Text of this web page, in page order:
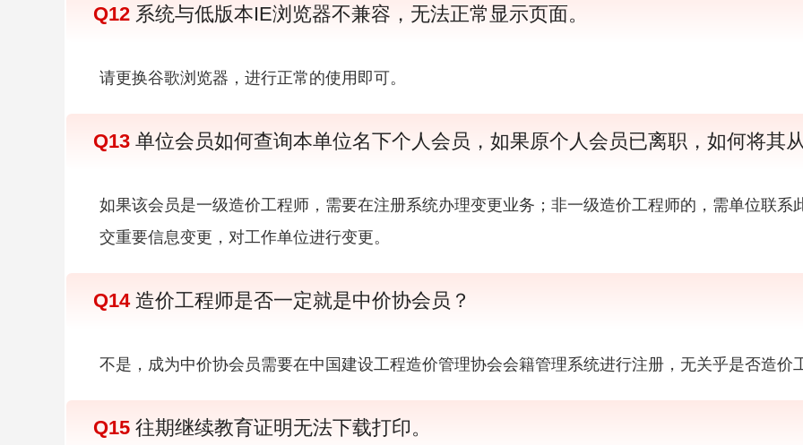
Q12 系统与低版本IE浏览器不兼容，无法正常显示页面。
请更换谷歌浏览器，进行正常的使用即可。
Q13 单位会员如何查询本单位名下个人会员，如果原个人会员已离职，如何将其
如果该会员是一级造价工程师，需要在注册系统办理变更业务；非一级造价工程师的，需单位联
交重要信息变更，对工作单位进行变更。
Q14 造价工程师是否一定就是中价协会员？
不是，成为中价协会员需要在中国建设工程造价管理协会会籍管理系统进行注册，无关乎是否造价
Q15 往期继续教育证明无法下载打印。